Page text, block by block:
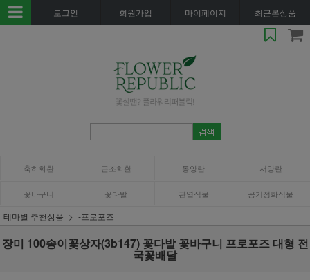
로그인 회원가입 마이페이지 최근본상품
축하화환 근조화환 동양란 서양란
꽃바구니 꽃다발 관엽식물 공기정화식물
테마별 추천상품 -프로포즈
장미 100송이꽃상자(3b147) 꽃다발 꽃바구니 프로포즈 대형 전
국꽃배달